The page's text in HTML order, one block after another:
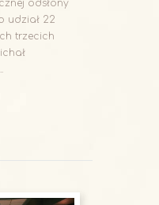
odsłony
udział 22
trzecich